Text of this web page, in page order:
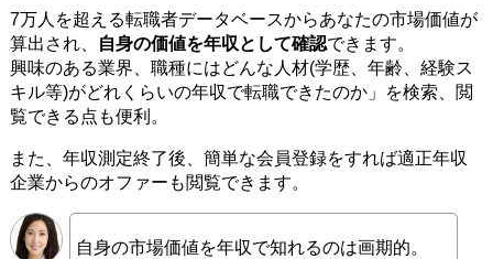
7万人を超える転職者データベースからあなたの市場価値が
算出され、
自身の価値を年収として確認できます。
興味のある業界、職種にはどんな人材(学歴、年齢、経験ス
キル等)がどれくらいの年収で転職できたのか」を検索、閲
覧できる点も便利。
また、年収測定終了後、簡単な会員登録をすれば適正年収
企業からのオファーも閲覧できます。
自身の市場価値を年収で知れるのは画期的。